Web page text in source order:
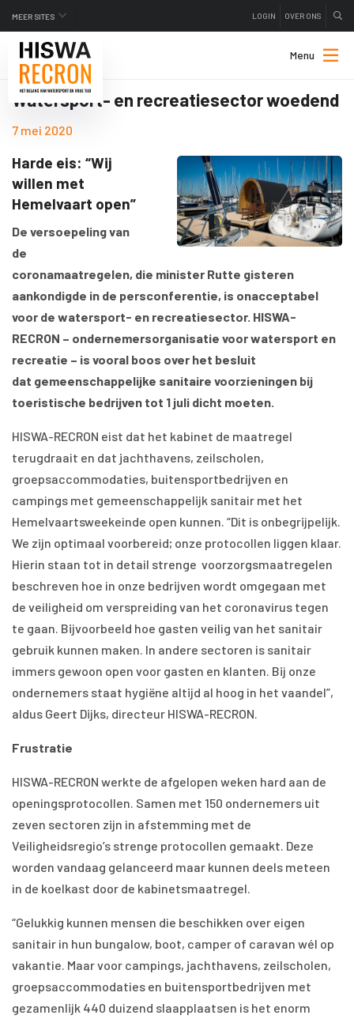
MEER SITES LOGIN OVER ONS
Menu
Watersport- en recreatiesector woedend
7 mei 2020
Harde eis: “Wij
willen met
Hemelvaart open”
De versoepeling van
de
coronamaatregelen, die minister Rutte gisteren
aankondigde in de persconferentie, is onacceptabel
voor de watersport- en recreatiesector. HISWA-
RECRON – ondernemersorganisatie voor watersport en
recreatie – is vooral boos over het besluit
dat gemeenschappelijke sanitaire voorzieningen bij
toeristische bedrijven tot 1 juli dicht moeten.
HISWA-RECRON eist dat het kabinet de maatregel
terugdraait en dat jachthavens, zeilscholen,
groepsaccommodaties, buitensportbedrijven en
campings met gemeenschappelijk sanitair met het
Hemelvaartsweekeinde open kunnen. “Dit is onbegrijpelijk.
We zijn optimaal voorbereid; onze protocollen liggen klaar.
Hierin staan tot in detail strenge voorzorgsmaatregelen
beschreven hoe in onze bedrijven wordt omgegaan met
de veiligheid om verspreiding van het coronavirus tegen
te gaan. Bijvoorbeeld hoe gasten veilig van het sanitair
gebruik kunnen maken. In andere sectoren is sanitair
immers gewoon open voor gasten en klanten. Bij onze
ondernemers staat hygiëne altijd al hoog in het vaandel”,
aldus Geert Dijks, directeur HISWA-RECRON.
Frustratie
HISWA-RECRON werkte de afgelopen weken hard aan de
openingsprotocollen. Samen met 150 ondernemers uit
zeven sectoren zijn in afstemming met de
Veiligheidsregio’s strenge protocollen gemaakt. Deze
worden vandaag gelanceerd maar kunnen deels meteen
in de koelkast door de kabinetsmaatregel.
“Gelukkig kunnen mensen die beschikken over eigen
sanitair in hun bungalow, boot, camper of caravan wél op
vakantie. Maar voor campings, jachthavens, zeilscholen,
groepsaccommodaties en buitensportbedrijven met
gezamenlijk 440 duizend slaapplaatsen is het enorm